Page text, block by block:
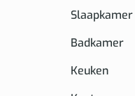
Slaapkamer
Badkamer
Keuken